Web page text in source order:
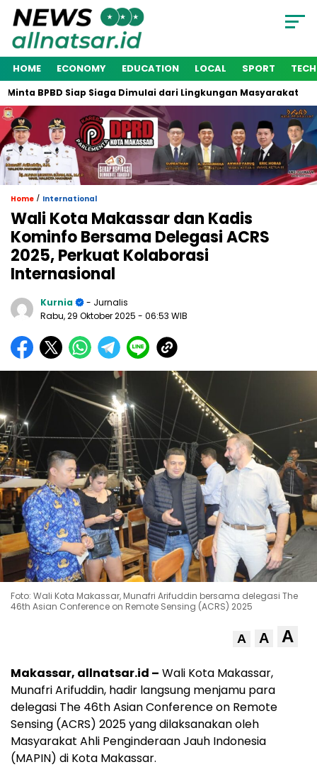
HOME ECONOMY EDUCATION LOCAL SPORT
BPBD Siap Siaga Dimulai dari Lingkungan Masyarakat
Home / International
Wali Kota Makassar dan Kadis
Kominfo Bersama Delegasi ACRS
2025, Perkuat Kolaborasi
Internasional
Kurnia
- Jurnalis
Rabu, 29 Oktober 2025 - 06:53 WIB
Foto: Wali Kota Makassar, Munafri Arifuddin bersama delegasi The
46th Asian Conference on Remote Sensing (ACRS) 2025
A A A
Makassar, allnatsar.id – Wali Kota Makassar,
Munafri Arifuddin, hadir langsung menjamu para
delegasi The 46th Asian Conference on Remote
Sensing (ACRS) 2025 yang dilaksanakan oleh
Masyarakat Ahli Penginderaan Jauh Indonesia
(MAPIN) di Kota Makassar.